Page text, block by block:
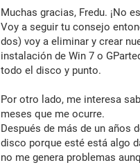
Muchas gracias, Fredu. ¡No
Voy a seguir tu consejo
dos) voy a eliminar y crear
instalación de Win 7 o
todo el disco y punto.
Por otro lado, me interesa
meses que me ocurre.
Después de más de un años
disco porque esté está algo
no me genera problemas